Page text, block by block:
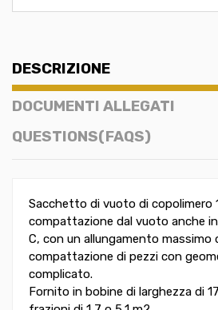
DESCRIZIONE
DOCUMENTI ALLEGATI
QUESTIONS(FAQS)
Sacchetto di vuoto di copolimero
compattazione dal vuoto anche
C, con un allungamento massimo
compattazione di pezzi con
complicato.
Fornito in bobine di larghezza di